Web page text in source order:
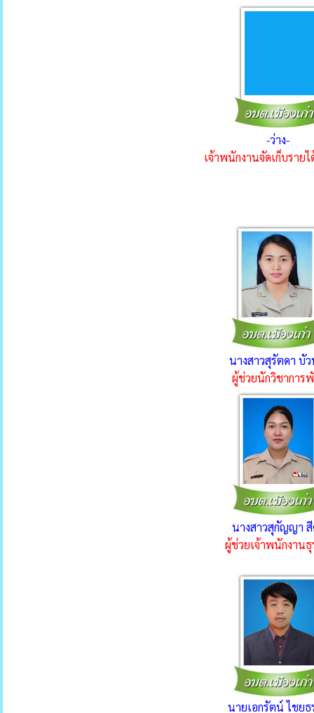
-ว่าง-
เจ้าพนักงานจัดเก็บราย
นางสาวสุรัตดา บั
ผู้ช่วยนักวิชาการ
นางสาวสุกัญญา
ผู้ช่วยเจ้าพนักงานธุ
นายเอกรัตน์ ไชยธ